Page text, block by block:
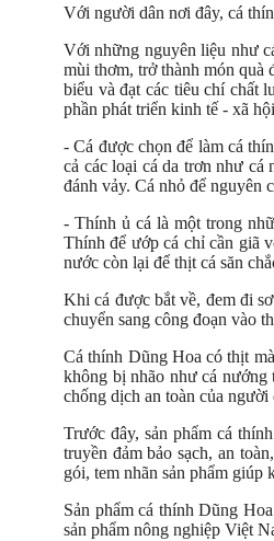
Với người dân nơi đây, cá
Với những nguyên liệu như
mùi thơm, trở thành món quà
biểu và đạt các tiêu chí chất
phần phát triển kinh tế - xã
- Cá được chọn để làm cá
cả các loại cá da trơn như cá
đánh vảy. Cá nhỏ để nguyên
- Thính ủ cá là một trong
Thính để ướp cá chỉ cần giã
nước còn lại để thịt cá săn
Khi cá được bắt về, đem đi
chuyển sang công đoạn vào
Cá thính Dũng Hoa có thịt
không bị nhão như cá nướng
chống dịch an toàn của người
Trước đây, sản phẩm cá
truyền đảm bảo sạch, an
gói, tem nhãn sản phẩm giúp
Sản phẩm cá thính Dũng
sản phẩm nông nghiệp Việt